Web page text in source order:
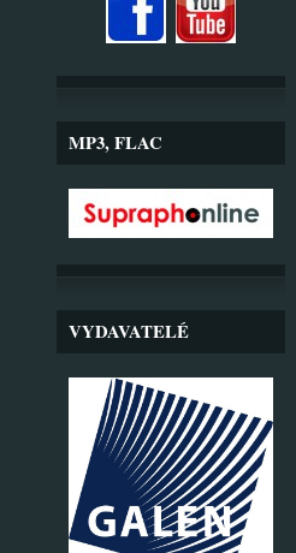
MP3, FLAC
VYDAVATELÉ